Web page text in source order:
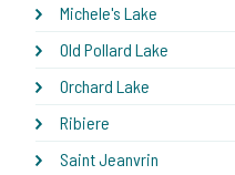
Michele's Lake
Old Pollard Lake
Orchard Lake
Ribiere
Saint Jeanvrin